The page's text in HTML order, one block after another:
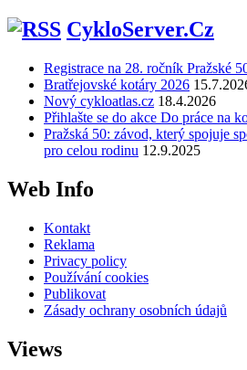
CykloServer.Cz
Registrace na 28. ročník Pražské
Bratřejovské kotáry 2026
Nový cykloatlas.cz 18.4.2026
Přihlašte se do akce Do práce na
Pražská 50: závod, který spojuje
pro celou rodinu 12.9.2025
Web Info
Kontakt
Reklama
Privacy policy
Používání cookies
Publikovat
Zásady ochrany osobních údajů
Views